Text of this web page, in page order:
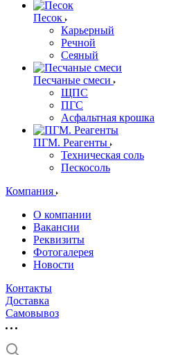
Песок
Карьерный
Речной
Сеяный
Песчаные смеси
ЩПС
ПГС
Асфальтная крошка
ПГМ. Реагенты
Техническая соль
Пескосоль
Компания
О компании
Вакансии
Реквизиты
Фотогалерея
Новости
Контакты
Доставка
Самовывоз